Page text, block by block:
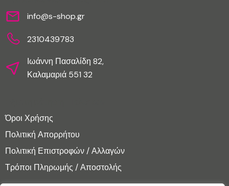
info@s-shop.gr
2310439783
Ιωάννη Πασαλίδη 82,
Καλαμαριά 551 32
Όροι Χρήσης
Πολιτική Απορρήτου
Πολιτική Επιστροφών / Αλλαγών
Τρόποι Πληρωμής / Αποστολής